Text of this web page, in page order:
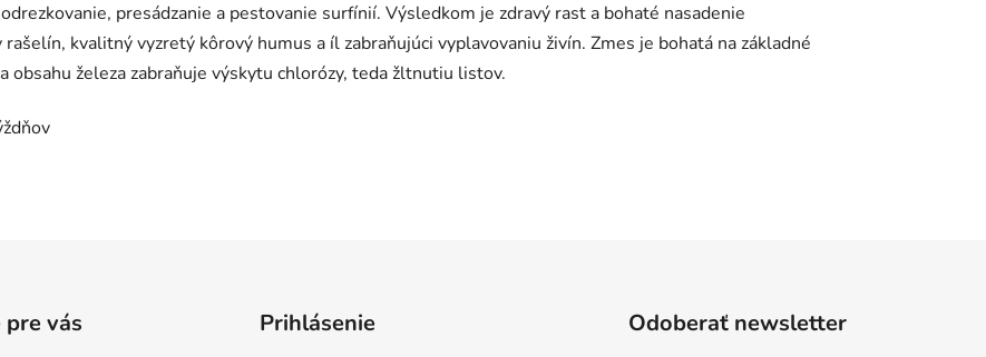
presádzanie a pestovanie surfínií. Výsledkom je zdravý rast a bohaté nasadenie
kvalitný vyzretý kôrový humus a íl zabraňujúci vyplavovaniu živín. Zmes je bohatá na základné
obsahu železa zabraňuje výskytu chlorózy, teda žltnutiu listov.
vás Prihlásenie Odoberať newsletter